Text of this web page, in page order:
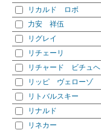
リカルド ロボ
力安 祥伍
リグレイ
リチェーリ
リチャード ビチュヘ
リッピ ヴェローゾ
リトバルスキー
リナルド
リネカー